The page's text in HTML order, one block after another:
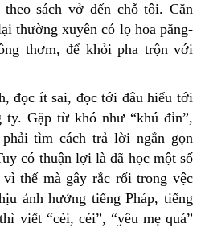
sách vở đến chỗ tôi. Căn
thường xuyên có lọ hoa păng-
thơm, để khỏi pha trộn với
đọc ít sai, đọc tới đâu hiểu tới
ty. Gặp từ khó như “khú đỉn”,
tìm cách trả lời ngắn gọn
có thuận lợi là đã học một số
thế mà gây rắc rối trong vệc
ảnh hưởng tiếng Pháp, tiếng
viết “cèi, céi”, “yêu mẹ quá”